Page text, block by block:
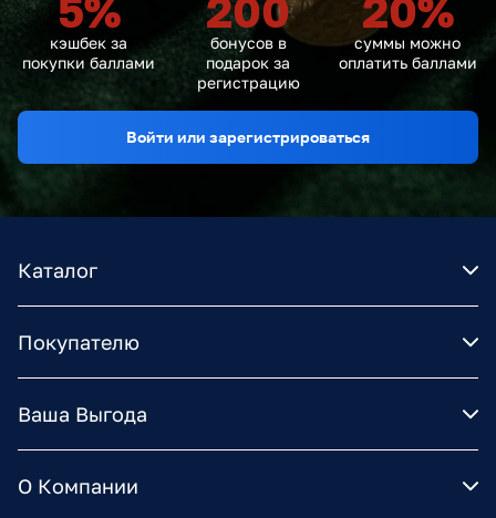
5%
кэшбек за
покупки баллами
200
бонусов в
подарок за
регистрацию
20%
суммы можно
оплатить баллами
Войти или зарегистрироваться
Каталог
Покупателю
Ваша Выгода
О Компании